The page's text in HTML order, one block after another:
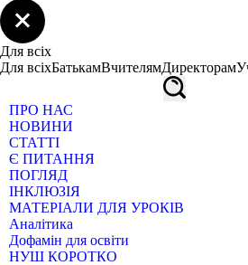
Для всіх
Для всіхБатькамВчителямДиректорам
ПРО НАС
НОВИНИ
СТАТТІ
Є ПИТАННЯ
ПОГЛЯД
ІНКЛЮЗІЯ
МАТЕРІАЛИ ДЛЯ УРОКІВ
Аналітика
Дофамін для освіти
НУШ КОРОТКО